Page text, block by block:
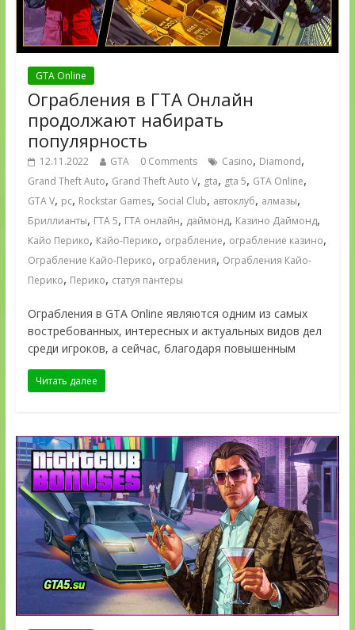
GTA Online
Ограбления в ГТА Онлайн
продолжают набирать
популярность
12.11.2022 GTA 0 Comments Casino, Diamond,
Grand Theft Auto, Grand Theft Auto V, gta, gta 5, GTA Online,
GTA V, pc, Rockstar Games, Social Club, автоклуб, алмазы,
Бриллианты, ГТА 5, ГТА онлайн, даймонд, Казино Даймонд,
Кайо Перико, Кайо-Перико, ограбление, ограбление казино,
Ограбление Кайо-Перико, ограбления, Ограбления Кайо-
Перико, Перико, статуя пантеры
Ограбления в GTA Online являются одним из самых
востребованных, интересных и актуальных видов дел
среди игроков, а сейчас, благодаря повышенным
Читать далее